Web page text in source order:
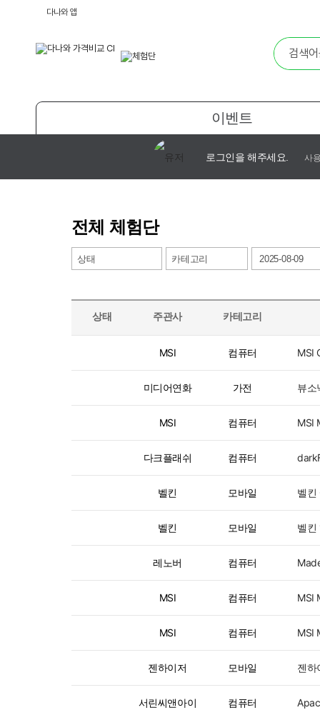
다나와 앱
이벤트
로그인을 해주세요. 사
전체 체험단
상태 카테고리
상태 주관사 카테고리
MSI 컴퓨터 MSI
미디어연화 가전 뷰소
MSI 컴퓨터 MSI
다크플래쉬 컴퓨터
벨킨 모바일
벨킨 모바일 벨킨
레노버 컴퓨터
MSI 컴퓨터 MSI
MSI 컴퓨터 MSI
젠하이저 모바일 젠하
서린씨앤아이 컴퓨터